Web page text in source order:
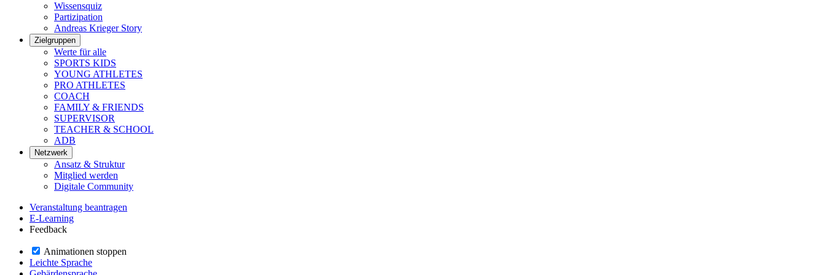
Wissensquiz
Partizipation
Andreas Krieger Story
Zielgruppen
Werte für alle
SPORTS KIDS
YOUNG ATHLETES
PRO ATHLETES
COACH
FAMILY & FRIENDS
SUPERVISOR
TEACHER & SCHOOL
ADB
Netzwerk
Ansatz & Struktur
Mitglied werden
Digitale Community
Veranstaltung beantragen
E-Learning
Feedback
Animationen stoppen
Leichte Sprache